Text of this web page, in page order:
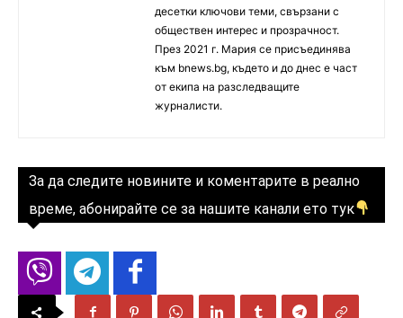
десетки ключови теми, свързани с
обществен интерес и прозрачност.
През 2021 г. Мария се присъединява
към bnews.bg, където и до днес е част
от екипа на разследващите
журналисти.
За да следите новините и коментарите в реално
време, абонирайте се за нашите канали ето тук